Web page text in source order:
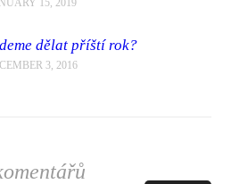
dělat příští rok?
3, 2016